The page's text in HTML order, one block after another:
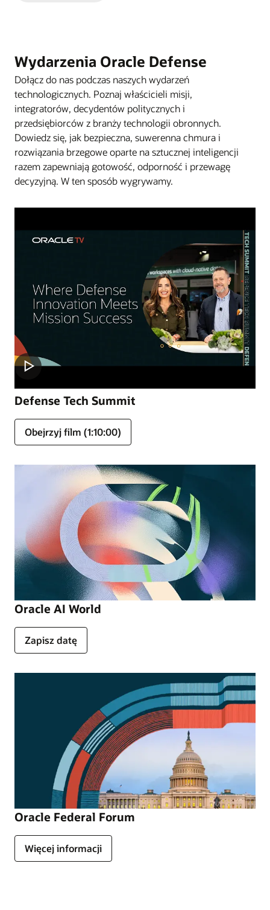
Wydarzenia Oracle Defense
Dołącz do nas podczas naszych wydarzeń
technologicznych. Poznaj właścicieli misji,
integratorów, decydentów politycznych i
przedsiębiorców z branży technologii obronnych.
Dowiedz się, jak bezpieczna, suwerenna chmura i
rozwiązania brzegowe oparte na sztucznej inteligencji
razem zapewniają gotowość, odporność i przewagę
decyzyjną. W ten sposób wygrywamy.
Defense Tech Summit
Obejrzyj film (1:10:00)
Oracle AI World
Zapisz datę
Oracle Federal Forum
Więcej informacji